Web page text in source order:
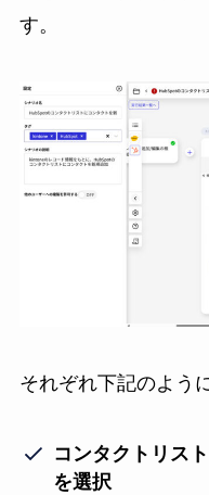
す。
それぞれ下記のよう
コンタクトリス
を選択